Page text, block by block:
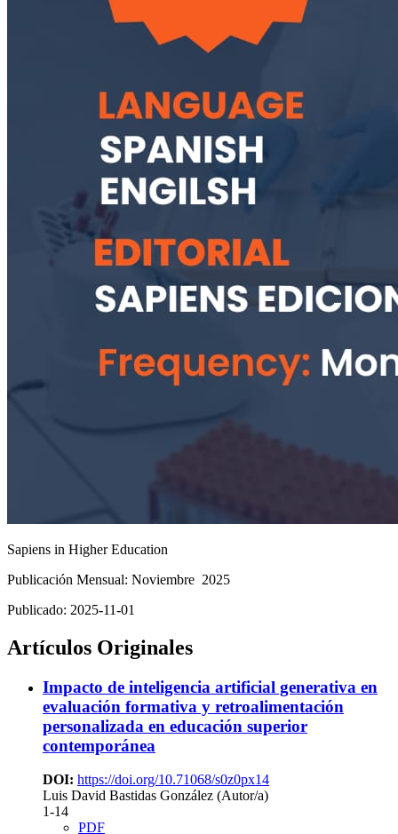
Sapiens in Higher Education
Publicación Mensual: Noviembre 2025
Publicado: 2025-11-01
Artículos Originales
Impacto de inteligencia artificial generativa en
evaluación formativa y retroalimentación
personalizada en educación superior
contemporánea
DOI: https://doi.org/10.71068/s0z0px14
Luis David Bastidas González (Autor/a)
1-14
PDF